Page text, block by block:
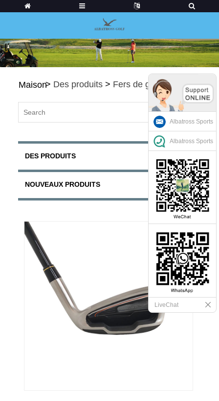
Maison> Des produits > Fers de golf
DES PRODUITS
NOUVEAUX PRODUITS
Albatross Sports
Albatross Sports
LiveChat